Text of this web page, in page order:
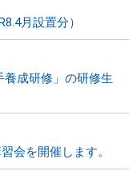
月設置分）
成研修」の研修生
会を開催します。